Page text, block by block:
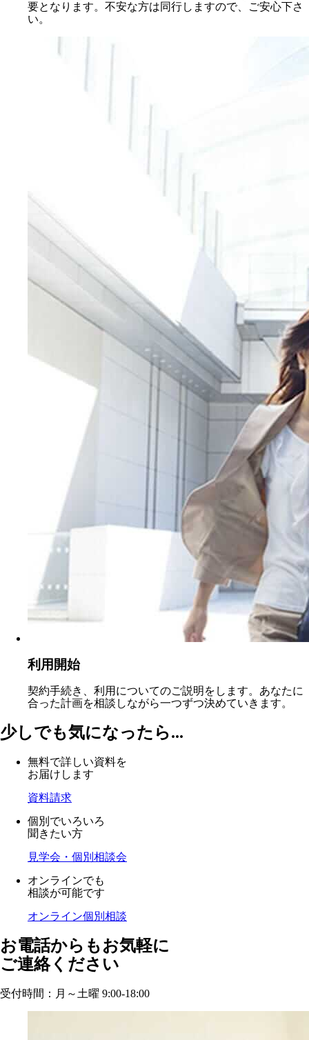
要となります。不安な方は同行しますので、ご安心下さ
い。
利用開始
契約手続き、利用についてのご説明をします。あなたに
合った計画を相談しながら一つずつ決めていきます。
少しでも気になったら...
無料で詳しい資料を
お届けします
資料請求
個別でいろいろ
聞きたい方
見学会・個別相談会
オンラインでも
相談が可能です
オンライン個別相談
お電話からもお気軽に
ご連絡ください
受付時間：月～土曜 9:00-18:00